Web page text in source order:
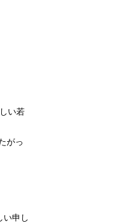
い若
がっ
い申し